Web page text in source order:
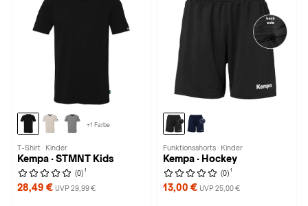
+1 Farbe
T-Shirt · Kinder
Kempa · STMNT Kids
(0) 1
28,49 € UVP 29,99 €
Funktionsshorts · Kinder
Kempa · Hockey
(0) 1
13,00 € UVP 25,00 €